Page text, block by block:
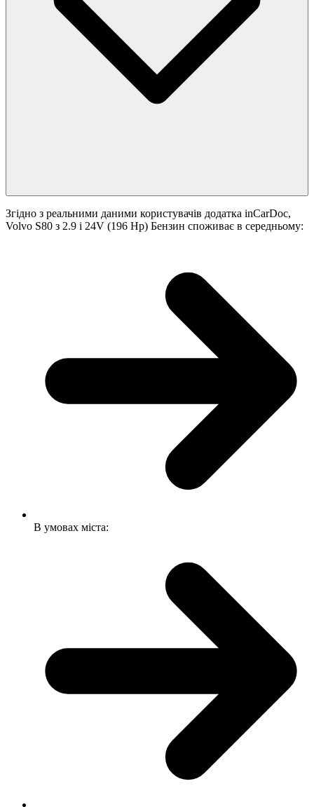
Згідно з реальними даними користувачів додатка inCarDoc,
Volvo S80 з 2.9 i 24V (196 Hp) Бензин споживає в середньому:
В умовах міста: